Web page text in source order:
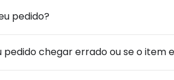
pedido?
pedido chegar errado ou se o item